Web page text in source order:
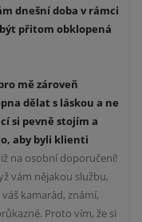
dnešní dobav rámci
přitom obklopená
mě zároveň
dělat s láskou a ne
si pevně stojím a
aby byli klienti
na osobní doporučení!
vám nějakou službu,
kamarád, známí,
Proto vím, že si